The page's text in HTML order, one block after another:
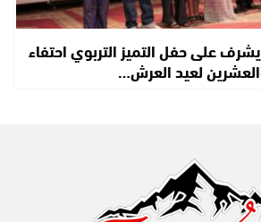
على حفل التميز التربوي احتفاء
لعيد العرش…